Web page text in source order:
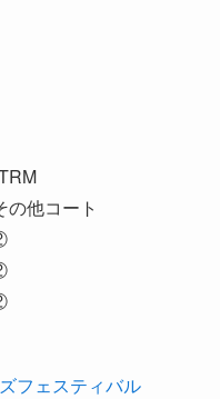
他コート
フェスティバル